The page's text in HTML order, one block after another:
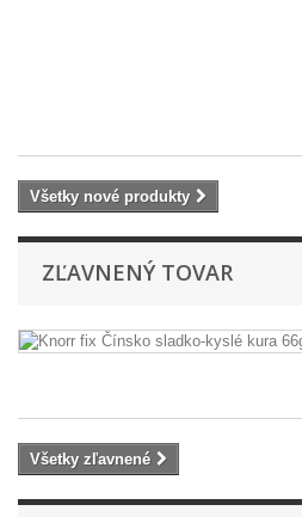
Všetky nové produkty
ZĽAVNENÝ TOVAR
Všetky zľavnené